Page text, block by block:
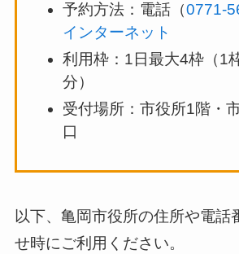
予約方法：電話（0771-
インターネット
利用枠：1日最大4枠（1
分）
受付場所：市役所1階・
口
以下、亀岡市役所の住所や電話
せ時にご利用ください。